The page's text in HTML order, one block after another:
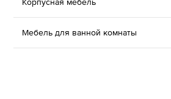
Мебель для ванной комнаты